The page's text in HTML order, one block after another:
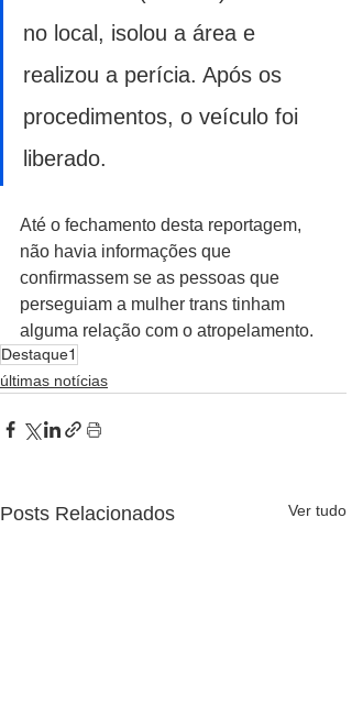
no local, isolou a área e
realizou a perícia. Após os
procedimentos, o veículo foi
liberado.
Até o fechamento desta reportagem,
não havia informações que
confirmassem se as pessoas que
perseguiam a mulher trans tinham
alguma relação com o atropelamento.
Destaque1
últimas notícias
Posts Relacionados Ver tudo